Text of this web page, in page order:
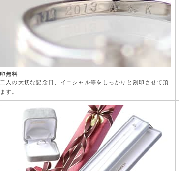
無料
人の大切な記念日、イニシャル等をしっかりと刻印させて頂
す。